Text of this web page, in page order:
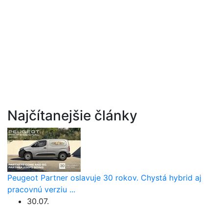
Najčítanejšie články
Peugeot Partner oslavuje 30 rokov. Chystá hybrid aj
pracovnú verziu ...
30.07.